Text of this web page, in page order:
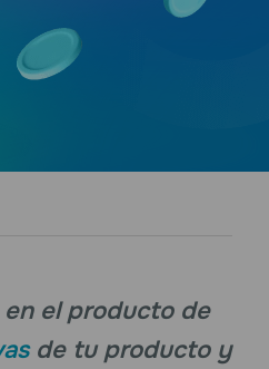
el producto de
de tu producto y